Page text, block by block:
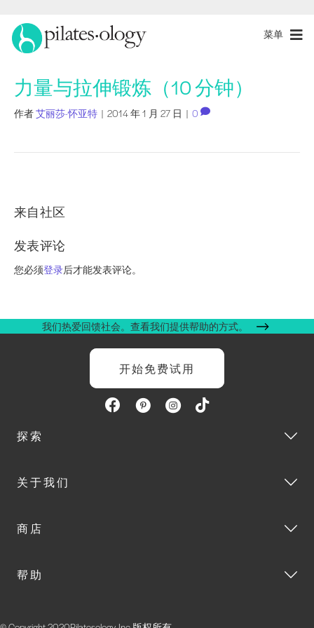
菜单
力量与拉伸锻炼（10 分钟）
作者艾丽莎-怀亚特 | 2014 年 1 月 27 日 | 0
来自社区
发表评论
您必须登录后才能发表评论。
我们热爱回馈社会。查看我们提供帮助的方式。
开始免费试用
探索
关于我们
商店
帮助